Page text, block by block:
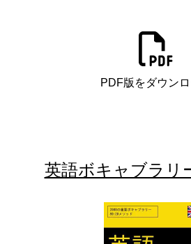
PDF版をダウン
英語ボキャブラリ